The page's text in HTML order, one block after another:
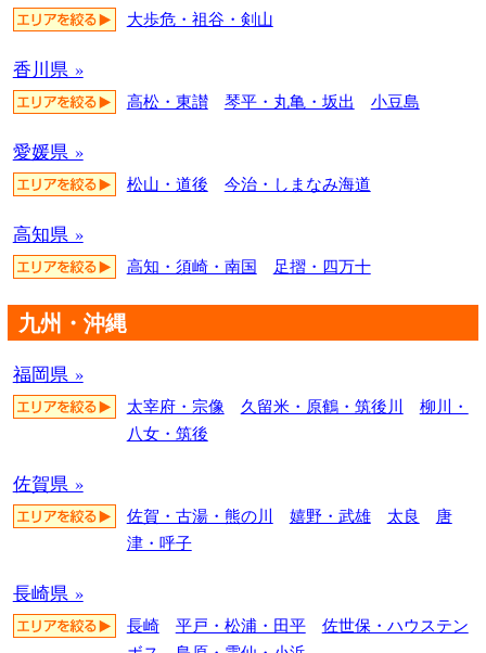
大歩危・祖谷・剣山
香川県 »
高松・東讃 琴平・丸亀・坂出 小豆島
愛媛県 »
松山・道後 今治・しまなみ海道
高知県 »
高知・須崎・南国 足摺・四万十
九州・沖縄
福岡県 »
太宰府・宗像 久留米・原鶴・筑後川
柳川・
八女・筑後
佐賀県 »
佐賀・古湯・熊の川 嬉野・武雄 太良
唐
津・呼子
長崎県 »
長崎 平戸・松浦・田平
佐世保・ハウステン